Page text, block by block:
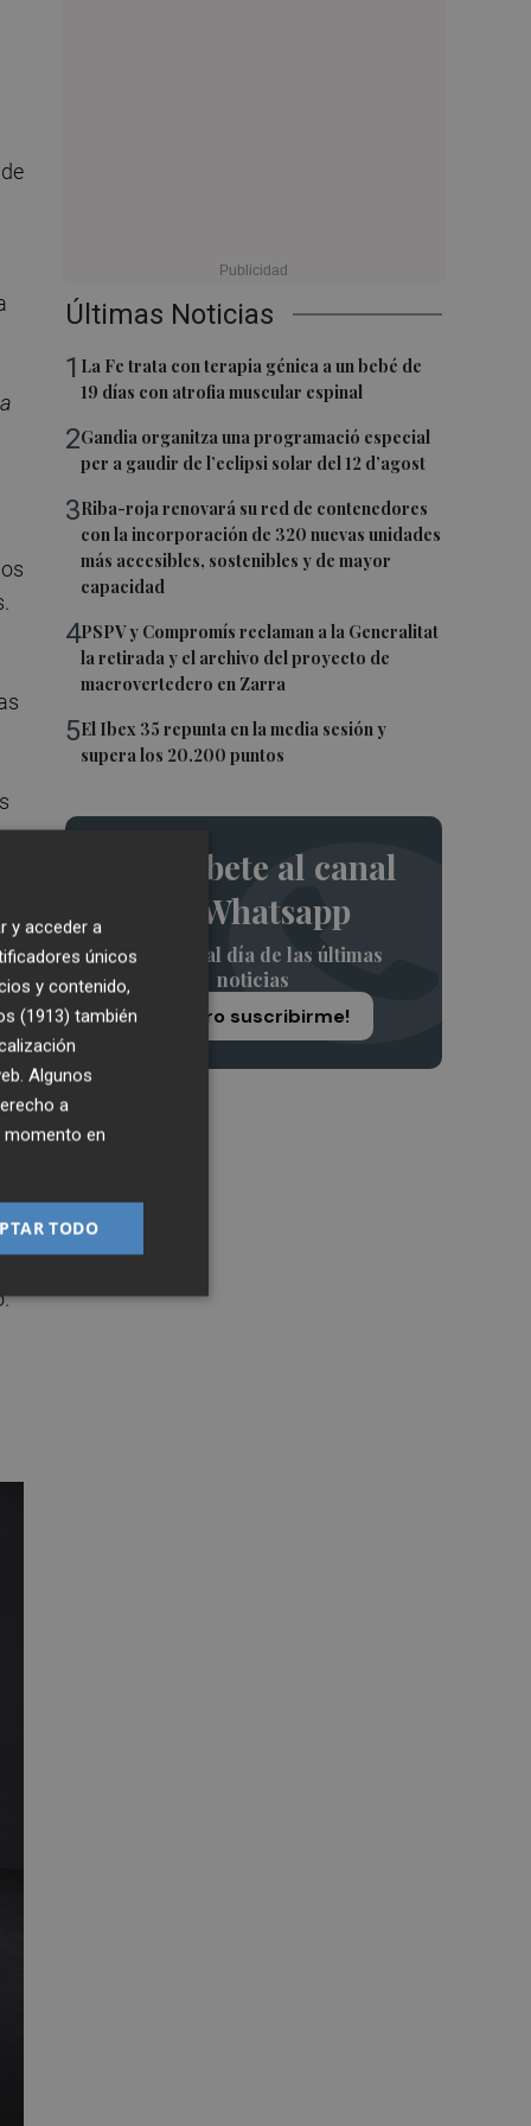
Últimas Noticias
1 La Fe trata con terapia génica a un bebé de
19 días con atrofia muscular espinal
2Gandia organitza una programació especial
per a gaudir de l’eclipsi solar del 12 d’agost
3Riba-roja renovará su red de contenedores
con la incorporación de 320 nuevas unidades
más accesibles, sostenibles y de mayor
capacidad
4PSPV y Compromís reclaman a la Generalitat
la retirada y el archivo del proyecto de
macrovertedero en Zarra
5El Ibex 35 repunta en la media sesión y
supera los 20.200 puntos
Suscríbete al canal
de Whatsapp
Siempre al día de las últimas
noticias
¡Quiero suscribirme!
y acceder a
únicos
y contenido,
(1913) también
Algunos
a
momento en
TODO